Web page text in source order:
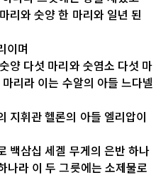
리와 숫양 한 마리와 일년 된
이며
양 다섯 마리와 숫염소 다섯 마
리라 이는 수알의 아들 느다넬
지휘관 헬론의 아들 엘리압이
백삼십 세겔 무게의 은반 하나
나라 이 두 그릇에는 소제물로